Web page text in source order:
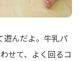
遊んだよ。牛乳パ
せて、よく回るコ